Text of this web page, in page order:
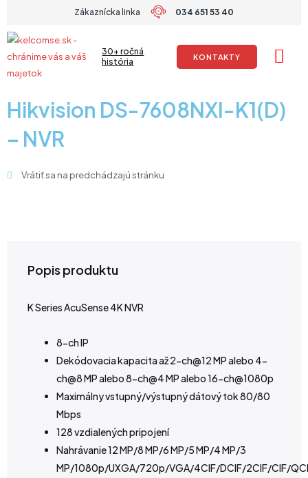
obsah
Zákaznícka linka 034 651 53 40
30+ ročná
história
KONTAKTY
Hikvision DS-7608NXI-K1(D)
– NVR
Vrátiť sa na predchádzajú stránku
Popis produktu
K Series AcuSense 4K NVR
8-ch IP
Dekódovacia kapacita až 2-ch@12 MP alebo 4-
ch@8 MP alebo 8-ch@4 MP alebo 16-ch@1080p
Maximálny vstupný/výstupný dátový tok 80/80
Mbps
128 vzdialených pripojení
Nahrávanie 12 MP/8 MP/6 MP/5 MP/4 MP/3
MP/1080p/UXGA/720p/VGA/4CIF/DCIF/2CIF/CIF/